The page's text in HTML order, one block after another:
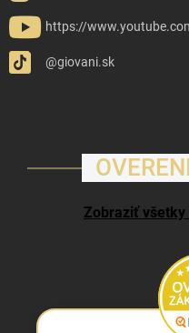
https://
@giovani.sk
Zobraziť